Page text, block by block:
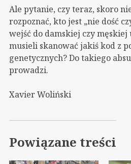
Ale pytanie, czy teraz, skoro
rozpoznać, kto jest „nie dość
wejść do damskiej czy
musieli skanować jakiś kod z
genetycznych? Do takiego
prowadzi.
Xavier Woliński
Powiązane treści